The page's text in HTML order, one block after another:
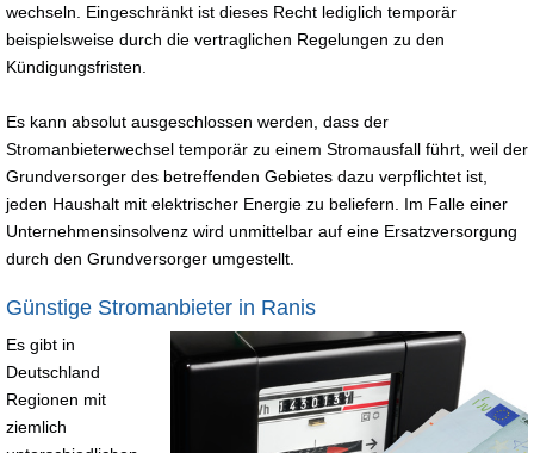
wechseln. Eingeschränkt ist dieses Recht lediglich temporär
beispielsweise durch die vertraglichen Regelungen zu den
Kündigungsfristen.
Es kann absolut ausgeschlossen werden, dass der
Stromanbieterwechsel temporär zu einem Stromausfall führt, weil der
Grundversorger des betreffenden Gebietes dazu verpflichtet ist,
jeden Haushalt mit elektrischer Energie zu beliefern. Im Falle einer
Unternehmensinsolvenz wird unmittelbar auf eine Ersatzversorgung
durch den Grundversorger umgestellt.
Günstige Stromanbieter in Ranis
Es gibt in
Deutschland
Regionen mit
ziemlich